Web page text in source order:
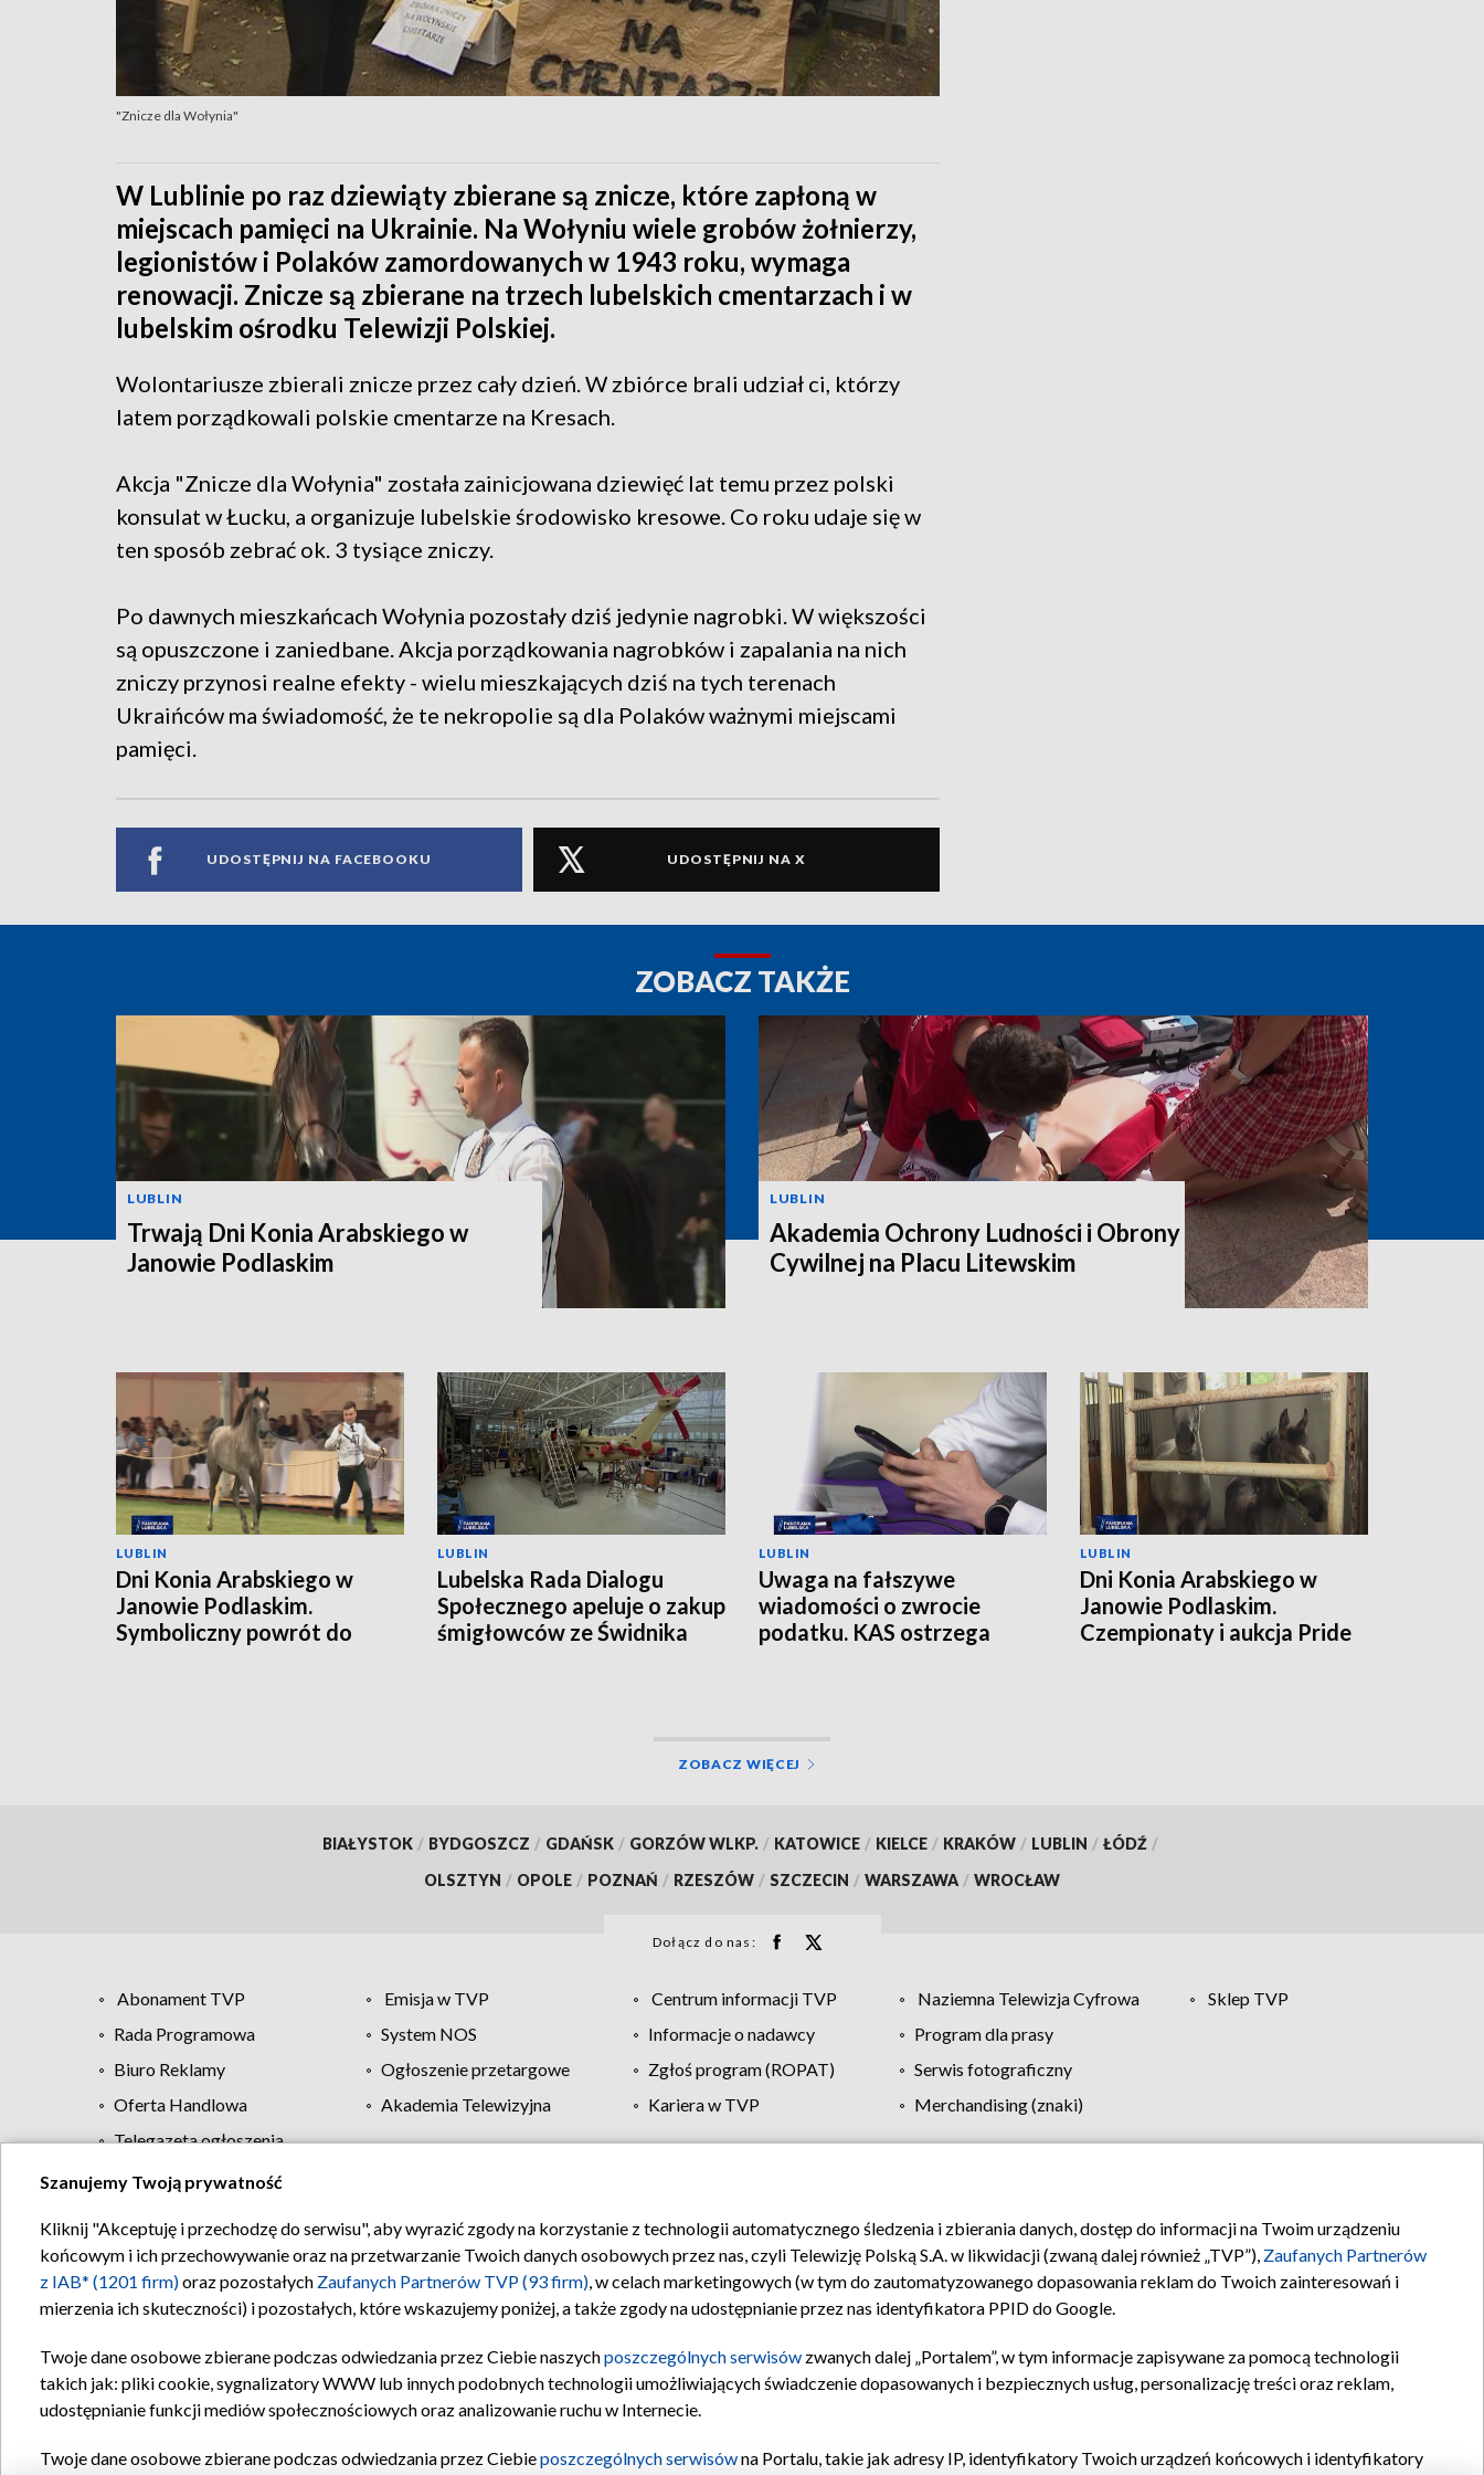
"Znicze dla Wołynia"
W Lublinie po raz dziewiąty zbierane są znicze, które zapłoną w
miejscach pamięci na Ukrainie. Na Wołyniu wiele grobów żołnierzy,
legionistów i Polaków zamordowanych w 1943 roku, wymaga
renowacji. Znicze są zbierane na trzech lubelskich cmentarzach i w
lubelskim ośrodku Telewizji Polskiej.
Wolontariusze zbierali znicze przez cały dzień. W zbiórce brali udział ci, którzy
latem porządkowali polskie cmentarze na Kresach.
Akcja "Znicze dla Wołynia" została zainicjowana dziewięć lat temu przez polski
konsulat w Łucku, a organizuje lubelskie środowisko kresowe. Co roku udaje się w
ten sposób zebrać ok. 3 tysiące zniczy.
Po dawnych mieszkańcach Wołynia pozostały dziś jedynie nagrobki. W większości
są opuszczone i zaniedbane. Akcja porządkowania nagrobków i zapalania na nich
zniczy przynosi realne efekty - wielu mieszkających dziś na tych terenach
Ukraińców ma świadomość, że te nekropolie są dla Polaków ważnymi miejscami
pamięci.
UDOSTĘPNIJ NA FACEBOOKU UDOSTĘPNIJ NA X
ZOBACZ TAKŻE
LUBLIN
Trwają Dni Konia Arabskiego w
Janowie Podlaskim
LUBLIN
Akademia Ochrony Ludności i Obrony
Cywilnej na Placu Litewskim
LUBLIN
Dni Konia Arabskiego w
Janowie Podlaskim.
Symboliczny powrót do
LUBLIN
Lubelska Rada Dialogu
Społecznego apeluje o zakup
śmigłowców ze Świdnika
LUBLIN
Uwaga na fałszywe
wiadomości o zwrocie
podatku. KAS ostrzega
LUBLIN
Dni Konia Arabskiego w
Janowie Podlaskim.
Czempionaty i aukcja Pride
ZOBACZ WIĘCEJ
BIAŁYSTOK / BYDGOSZCZ / GDAŃSK / GORZÓW WLKP. / KATOWICE / KIELCE / KRAKÓW / LUBLIN / ŁÓDŹ /
OLSZTYN / OPOLE / POZNAŃ / RZESZÓW / SZCZECIN / WARSZAWA / WROCŁAW
Dołącz do nas:
Abonament TVP Emisja w TVP Centrum informacji TVP Naziemna Telewizja Cyfrowa
Sklep TVP
Rada Programowa
System NOS Informacje o nadawcy
Program dla prasy
Biuro Reklamy
Ogłoszenie przetargowe Zgłoś program (ROPAT)
Serwis fotograficzny
Oferta Handlowa
Akademia Telewizyjna Kariera w TVP
Merchandising (znaki)
Telegazeta ogłoszenia
Regulamin TVP Polityka prywatności Moje zgody Pomoc Biuro reklamy Kontakt
Szanujemy Twoją prywatność
Kliknij "Akceptuję i przechodzę do serwisu", aby wyrazić zgody na korzystanie z technologii automatycznego śledzenia i zbierania danych, dostęp do informacji na Twoim urządzeniu
końcowym i ich przechowywanie oraz na przetwarzanie Twoich danych osobowych przez nas, czyli Telewizję Polską S.A. w likwidacji (zwaną dalej również „TVP”), Zaufanych Partnerów
z IAB* (1201 firm)oraz pozostałych Zaufanych Partnerów TVP (93 firm), w celach marketingowych (w tym do zautomatyzowanego dopasowania reklam do Twoich zainteresowań i
mierzenia ich skuteczności) i pozostałych, które wskazujemy poniżej, a także zgody na udostępnianie przez nas identyfikatora PPID do Google.
Twoje dane osobowe zbierane podczas odwiedzania przez Ciebie naszychposzczególnych serwisów zwanych dalej „Portalem”, w tym informacje zapisywane za pomocą technologii
takich jak: pliki cookie, sygnalizatory WWW lub innych podobnych technologii umożliwiających świadczenie dopasowanych i bezpiecznych usług, personalizację treści oraz reklam,
udostępnianie funkcji mediów społecznościowych oraz analizowanie ruchu w Internecie.
Twoje dane osobowe zbierane podczas odwiedzania przez Ciebieposzczególnych serwisówna Portalu, takie jak adresy IP, identyfikatory Twoich urządzeń końcowych i identyfikatory